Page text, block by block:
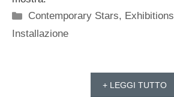
Categorie
Contemporary Stars, Exhibitions
Installazione
+ LEGGI TUTTO